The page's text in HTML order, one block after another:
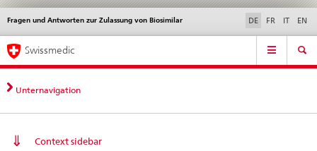
Direktnavigation
News,
Rechtsgrundlagen,
Kontakt
News & Updates Kontakt | Support & Hilfe
Fragen und Antworten zur Zulassung von Biosimilar
Sprachwahl DE FR IT EN
Service
Hauptnavigation
Swissmedic
Unternavigation
Context sidebar